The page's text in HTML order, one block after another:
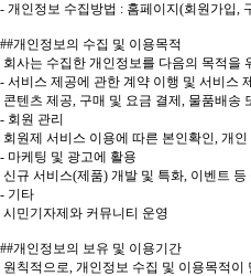
- 개인정보 수집방법 : 홈페이지(회원가입,
##개인정보의 수집 및 이용목적
회사는 수집한 개인정보를 다음의 목적을
- 서비스 제공에 관한 계약 이행 및 서비스
콘텐츠 제공, 구매 및 요금 결제, 물품배송
- 회원 관리
회원제 서비스 이용에 따른 본인확인, 개
- 마케팅 및 광고에 활용
신규 서비스(제품) 개발 및 특화, 이벤트
- 기타
시민기자제와 커뮤니티 운영
##개인정보의 보유 및 이용기간
원칙적으로, 개인정보 수집 및 이용목적